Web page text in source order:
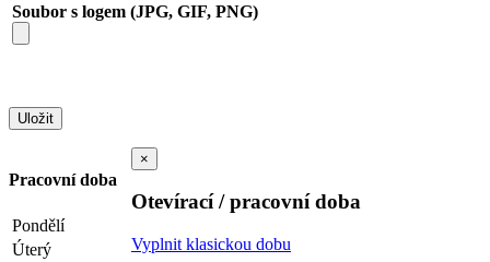
Soubor s logem (JPG, GIF, PNG)
Pracovní doba
Pondělí
Úterý
×
Otevírací / pracovní doba
Vyplnit klasickou dobu